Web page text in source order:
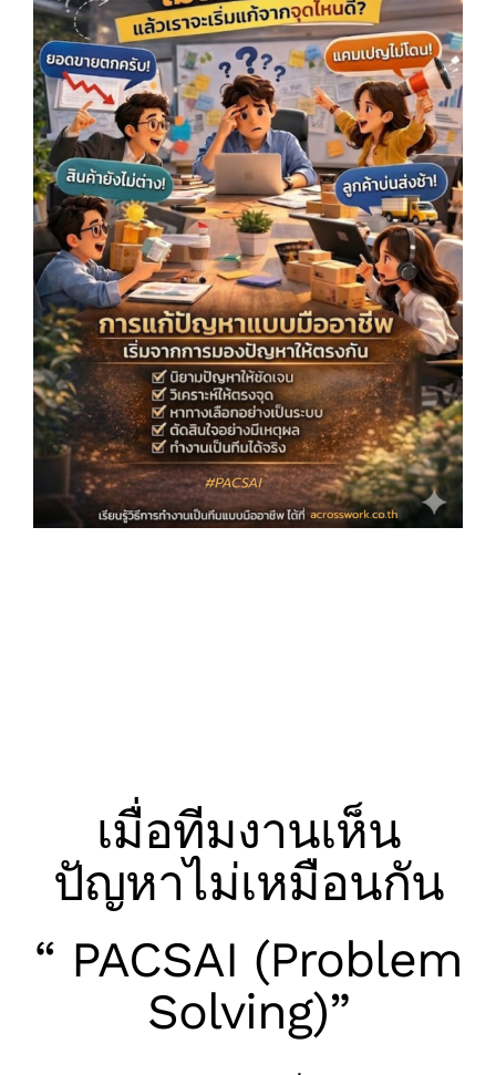
เมื่อทีมงานเห็น
ปัญหาไม่เหมือนกัน
“ PACSAI (Problem
Solving)”